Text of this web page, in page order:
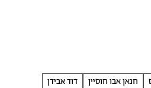
חנאן אבו חוסיין
דוד אבידן